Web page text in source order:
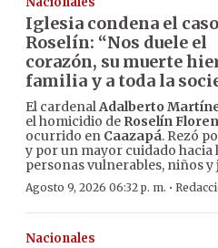
Iglesia condena el caso
Roselín: “Nos duele el
corazón, su muerte
familia y a toda la
El cardenalAdalberto
el homicidio de Roselín
ocurrido en Caazapá. Rezó
y por un mayor cuidado hacia
personas vulnerables, niños y
Agosto 9, 2026 06:32 p. m. ·
Nacionales